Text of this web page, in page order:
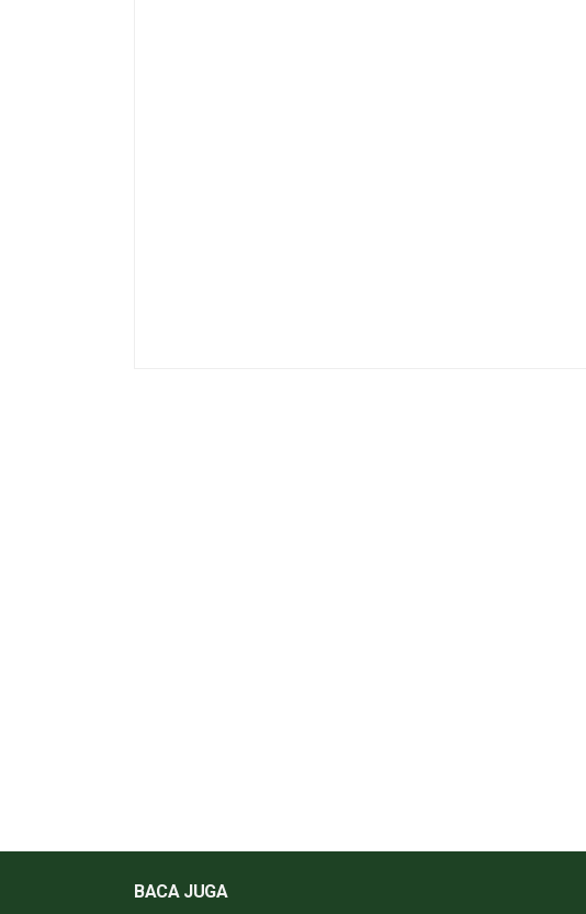
BACA JUGA